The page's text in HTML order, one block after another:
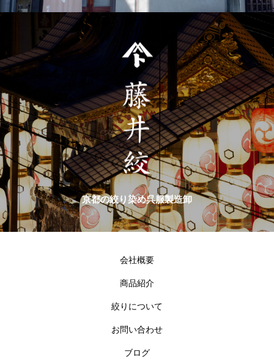
京都の絞り染め呉服製造卸
会社概要
商品紹介
絞りについて
お問い合わせ
ブログ